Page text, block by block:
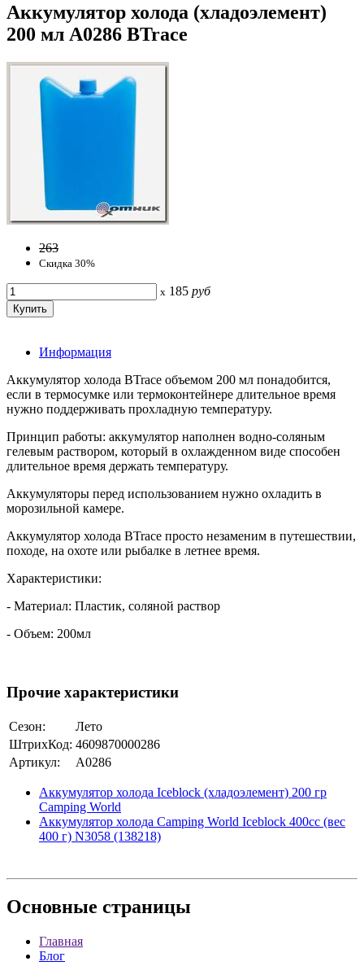
Аккумулятор холода (хладоэлемент)
200 мл A0286 BTrace
263
Скидка 30%
x 185 руб
Информация
Аккумулятор холода BTrace объемом 200 мл понадобится,
если в термосумке или термоконтейнере длительное время
нужно поддерживать прохладную температуру.
Принцип работы: аккумулятор наполнен водно-соляным
гелевым раствором, который в охлажденном виде способен
длительное время держать температуру.
Аккумуляторы перед использованием нужно охладить в
морозильной камере.
Аккумулятор холода BTrace просто незаменим в путешествии,
походе, на охоте или рыбалке в летнее время.
Характеристики:
- Материал: Пластик, соляной раствор
- Объем: 200мл
Прочие характеристики
Сезон:
Лето
ШтрихКод: 4609870000286
Артикул:
A0286
Аккумулятор холода Iceblock (хладоэлемент) 200 гр
Camping World
Аккумулятор холода Camping World Iceblock 400cc (вес
400 г) N3058 (138218)
Основные страницы
Главная
Блог